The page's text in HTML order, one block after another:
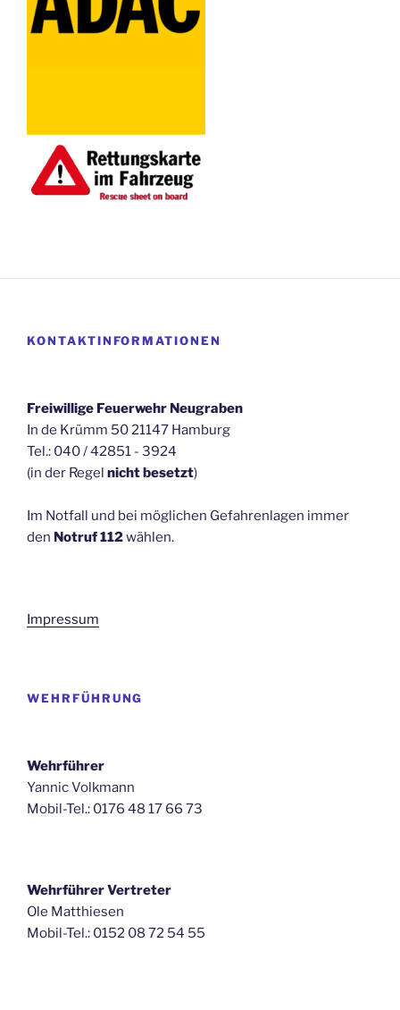
KONTAKTINFORMATIONEN
Freiwillige Feuerwehr Neugraben
In de Krümm 50 21147 Hamburg
Tel.: 040 / 42851 - 3924
(in der Regel nicht besetzt)
Im Notfall und bei möglichen Gefahrenlagen immer
den Notruf 112wählen.
Impressum
WEHRFÜHRUNG
Wehrführer
Yannic Volkmann
Mobil-Tel.: 0176 48 17 66 73
Wehrführer Vertreter
Ole Matthiesen
Mobil-Tel.: 0152 08 72 54 55